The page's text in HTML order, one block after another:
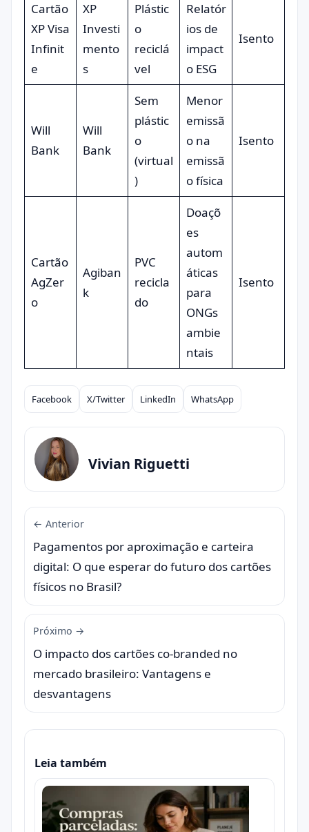
Cartão
XP Visa
Infinit
e
XP
Investi
mento
s
Plástic
o
reciclá
vel
Relatór
ios de
impact
o ESG
Isento
Will
Bank
Will
Bank
Sem
plástic
o
(virtual
)
Menor
emissã
o na
emissã
o física
Isento
Cartão
AgZer
o
Agiban
k
PVC
recicla
do
Doaçõ
es
autom
áticas
para
ONGs
ambie
ntais
Isento
Compartilhar
Facebook X/Twitter LinkedIn WhatsApp
Vivian Riguetti
← Anterior
Pagamentos por aproximação e carteira
digital: O que esperar do futuro dos cartões
físicos no Brasil?
Próximo →
O impacto dos cartões co-branded no
mercado brasileiro: Vantagens e
desvantagens
Leia também